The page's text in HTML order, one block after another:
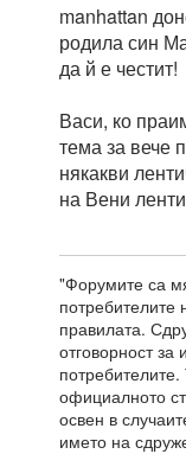
manhattan
родила син
да й е честит!
Васи, ко
тема за вече
някакви
на Вени
"Форумите са
потребителите
правилата.
отговорност за
официалното
освен в
името на